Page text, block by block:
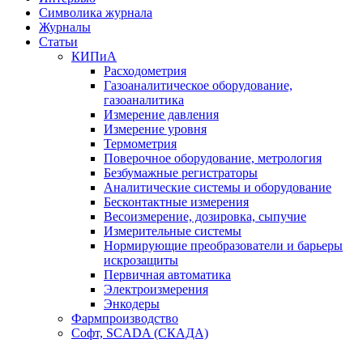
Символика журнала
Журналы
Статьи
КИПиА
Расходометрия
Газоаналитическое оборудование,
газоаналитика
Измерение давления
Измерение уровня
Термометрия
Поверочное оборудование, метрология
Безбумажные регистраторы
Аналитические системы и оборудование
Бесконтактные измерения
Весоизмерение, дозировка, сыпучие
Измерительные системы
Нормирующие преобразователи и барьеры
искрозащиты
Первичная автоматика
Электроизмерения
Энкодеры
Фармпроизводство
Софт, SCADA (СКАДА)